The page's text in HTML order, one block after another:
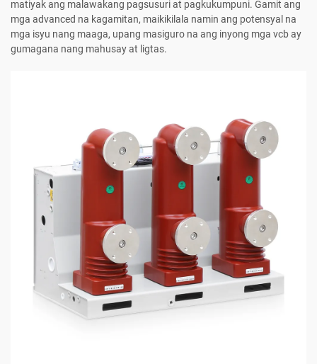
matiyak ang malawakang pagsusuri at pagkukumpuni. Gamit ang
mga advanced na kagamitan, maikikilala namin ang potensyal na
mga isyu nang maaga, upang masiguro na ang inyong mga vcb ay
gumagana nang mahusay at ligtas.